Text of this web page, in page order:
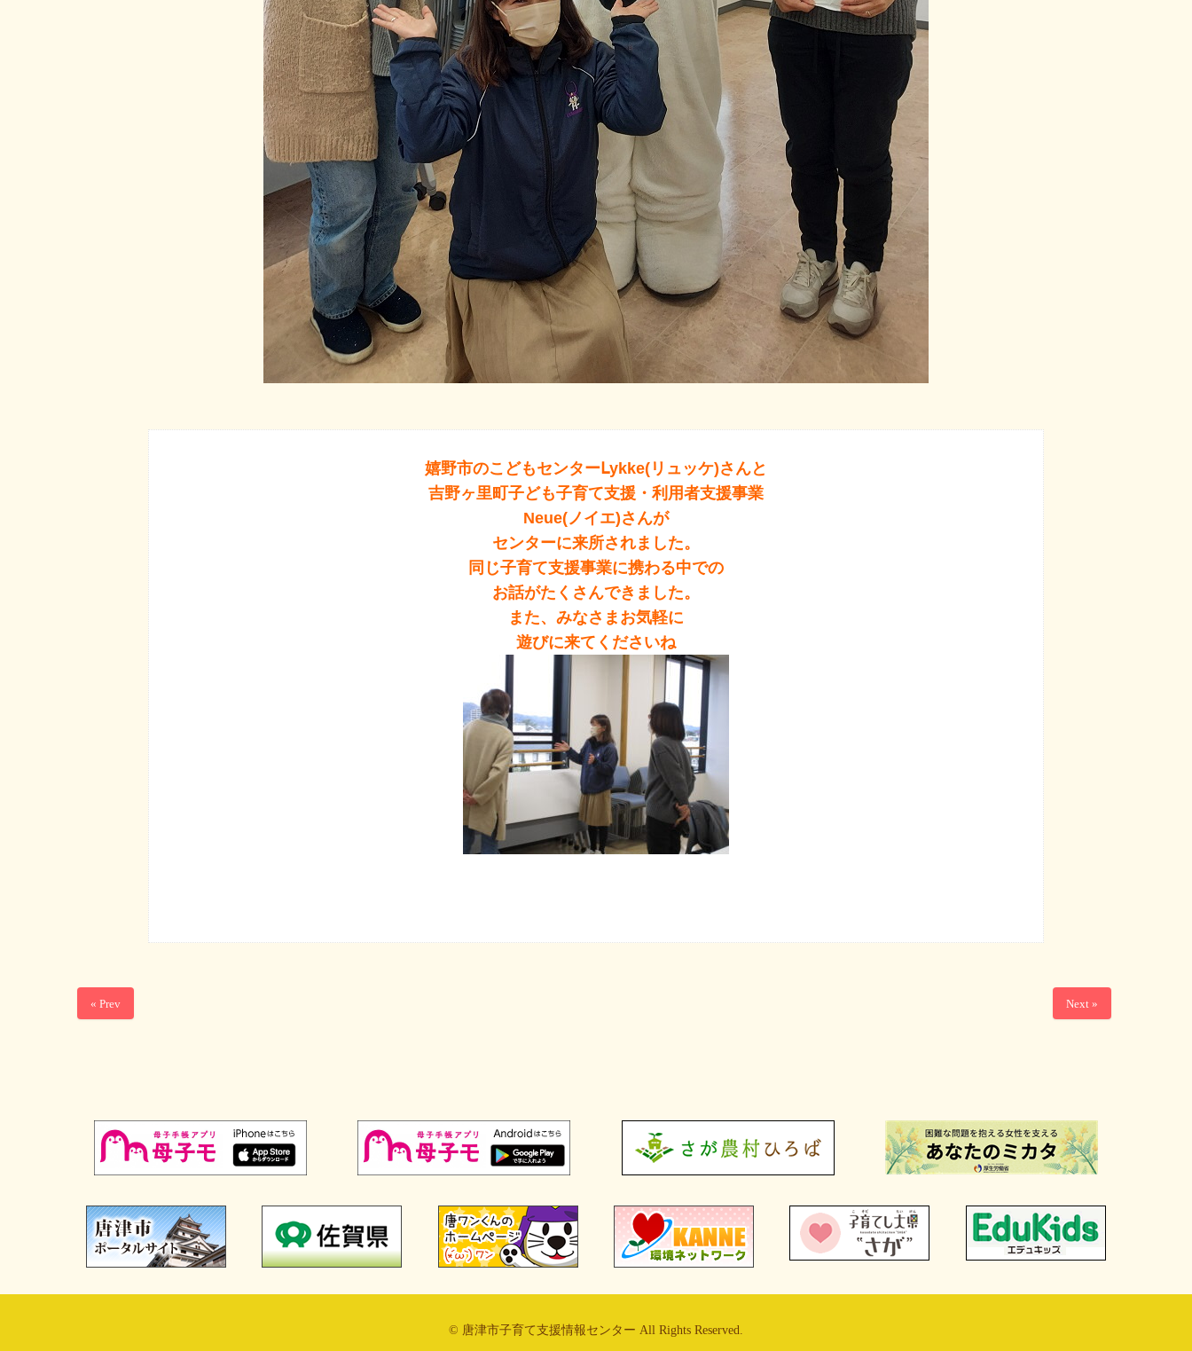
嬉野市のこどもセンターⅬykke(リュッケ)さんと
吉野ヶ里町子ども子育て支援・利用者支援事業
Neue(ノイエ)さんが
センターに来所されました。
同じ子育て支援事業に携わる中での
お話がたくさんできました。
また、みなさまお気軽に
遊びに来てくださいね
« Prev Next »
© 唐津市子育て支援情報センター All Rights Reserved.